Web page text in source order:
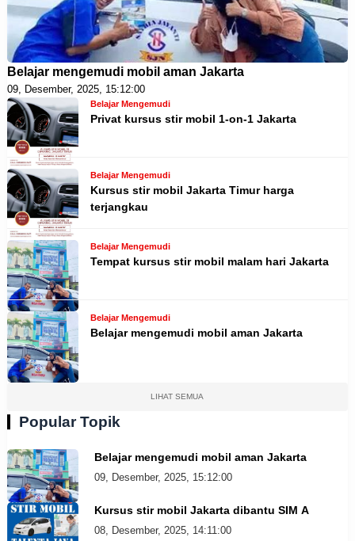
Belajar mengemudi mobil aman Jakarta
09, Desember, 2025, 15:12:00
Belajar Mengemudi
Privat kursus stir mobil 1-on-1 Jakarta
Belajar Mengemudi
Kursus stir mobil Jakarta Timur harga
terjangkau
Belajar Mengemudi
Tempat kursus stir mobil malam hari Jakarta
Belajar Mengemudi
Belajar mengemudi mobil aman Jakarta
LIHAT SEMUA
Popular Topik
Belajar mengemudi mobil aman Jakarta
09, Desember, 2025, 15:12:00
Kursus stir mobil Jakarta dibantu SIM A
08, Desember, 2025, 14:11:00